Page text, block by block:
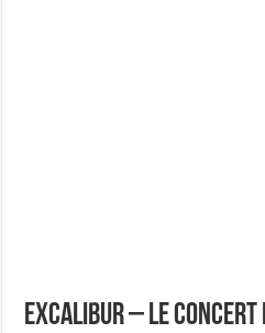
Excalibur – le concert